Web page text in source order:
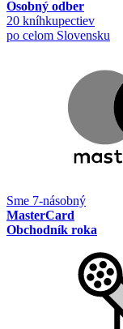
Osobný odber
20 kníhkupectiev
po celom Slovensku
Sme 7-násobný
MasterCard
Obchodník roka